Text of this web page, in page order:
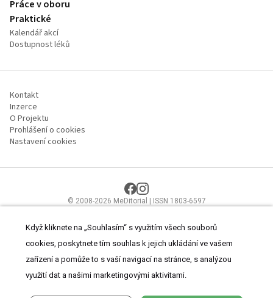
Práce v oboru
Praktické
Kalendář akcí
Dostupnost léků
Kontakt
Inzerce
O Projektu
Prohlášení o cookies
Nastavení cookies
© 2008-2026 MeDitorial | ISSN 1803-6597
zdravotnictví.Čtěte prohlášeníaZásady zpracování osobních údajů
Když kliknete na „Souhlasím“ s využitím všech souborů
cookies, poskytnete tím souhlas k jejich ukládání ve vašem
zařízení a pomůže to s vaší navigací na stránce, s analýzou
využití dat a našimi marketingovými aktivitami.